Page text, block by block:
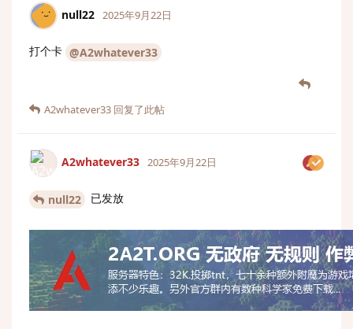
null22 2025年9月22日
打个卡 @A2whatever33
A2whatever33 回复了此帖
A2whatever33 2025年9月22日
null22 已发放